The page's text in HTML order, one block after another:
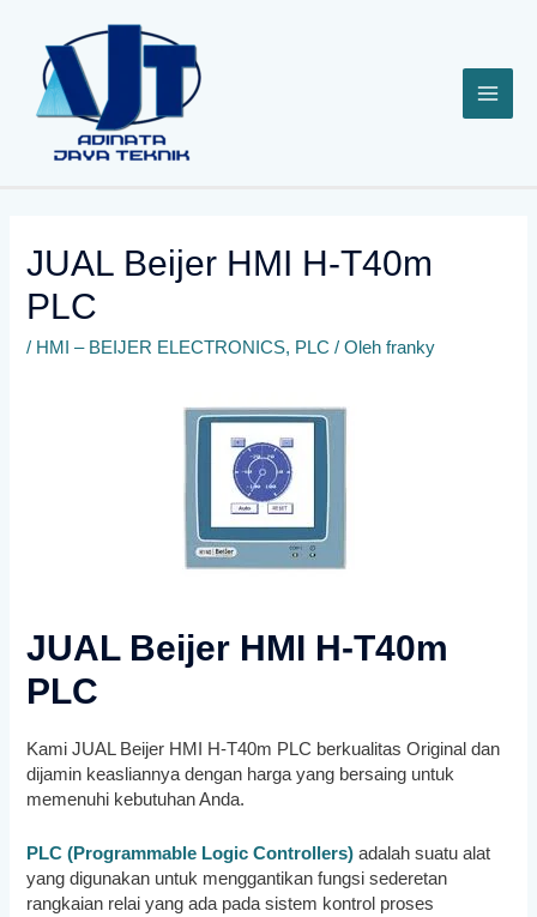
konten
JUAL Beijer HMI H-T40m
PLC
/ HMI – BEIJER ELECTRONICS, PLC / Olehfranky
JUAL Beijer HMI H-T40m
PLC
Kami JUAL Beijer HMI H-T40m PLC berkualitas Original dan
dijamin keasliannya dengan harga yang bersaing untuk
memenuhi kebutuhan Anda.
PLC (Programmable Logic Controllers) adalah suatu alat
yang digunakan untuk menggantikan fungsi sederetan
rangkaian relai yang ada pada sistem kontrol proses